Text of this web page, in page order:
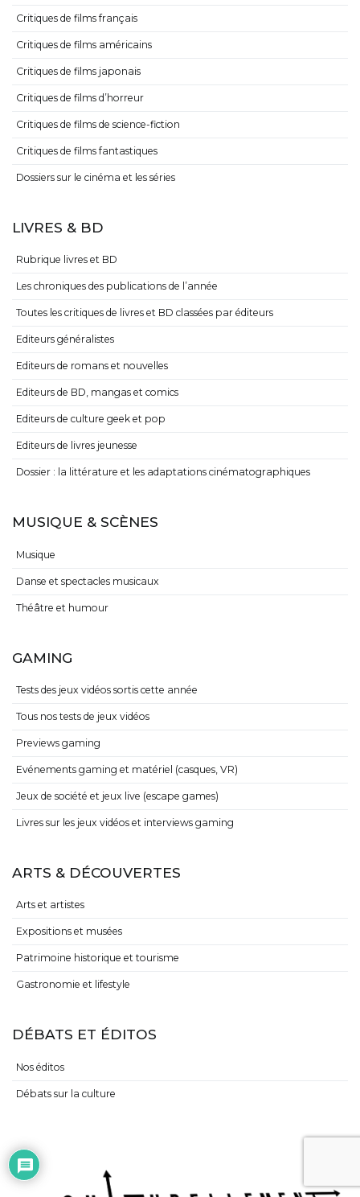
Critiques de films français
Critiques de films américains
Critiques de films japonais
Critiques de films d’horreur
Critiques de films de science-fiction
Critiques de films fantastiques
Dossiers sur le cinéma et les séries
LIVRES & BD
Rubrique livres et BD
Les chroniques des publications de l’année
Toutes les critiques de livres et BD classées par éditeurs
Editeurs généralistes
Editeurs de romans et nouvelles
Editeurs de BD, mangas et comics
Editeurs de culture geek et pop
Editeurs de livres jeunesse
Dossier : la littérature et les adaptations cinématographiques
MUSIQUE & SCÈNES
Musique
Danse et spectacles musicaux
Théâtre et humour
GAMING
Tests des jeux vidéos sortis cette année
Tous nos tests de jeux vidéos
Previews gaming
Evénements gaming et matériel (casques, VR)
Jeux de société et jeux live (escape games)
Livres sur les jeux vidéos et interviews gaming
ARTS & DÉCOUVERTES
Arts et artistes
Expositions et musées
Patrimoine historique et tourisme
Gastronomie et lifestyle
DÉBATS ET ÉDITOS
Nos éditos
Débats sur la culture